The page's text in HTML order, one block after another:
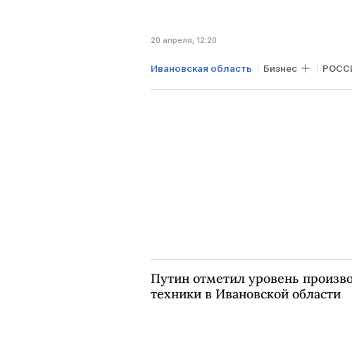
20 апреля, 12:20
Ивановская область Бизнес
Путин отметил уровень
техники в Ивановской области